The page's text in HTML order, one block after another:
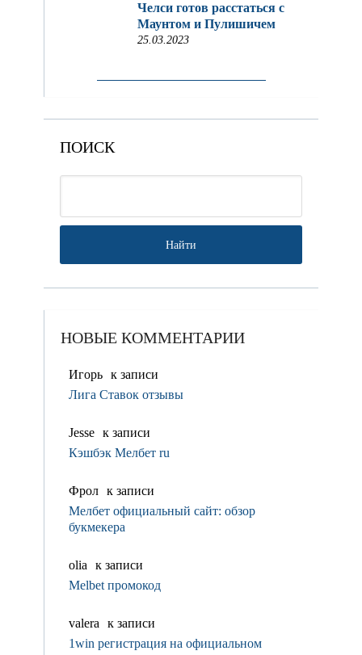
Челси готов расстаться с
Маунтом и Пулишичем
25.03.2023
ПОИСК
НОВЫЕ КОММЕНТАРИИ
Игорь к записи
Лига Ставок отзывы
Jesse к записи
Кэшбэк Мелбет ru
Фрол к записи
Мелбет официальный сайт: обзор
букмекера
olia
к записи
Melbet промокод
valerа
к записи
1win регистрация на официальном